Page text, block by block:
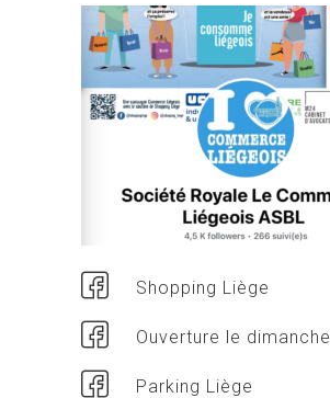
Shopping Liège
Ouverture le dimanche
Parking Liège